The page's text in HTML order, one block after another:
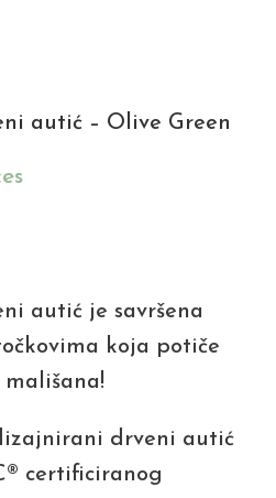
autić – Olive Green
autić je savršena
koja potiče
drveni autić
certificiranog